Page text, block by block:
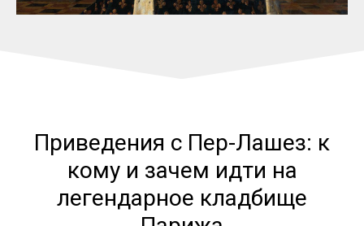
Приведения с Пер-Лашез: к
кому и зачем идти на
легендарное кладбище